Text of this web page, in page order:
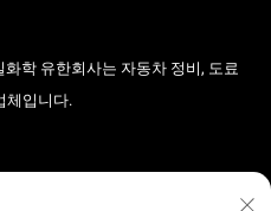
학 유한회사는 자동차 정비, 도료
체입니다.